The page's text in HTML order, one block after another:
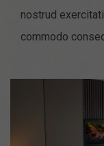
nostrud
commodo